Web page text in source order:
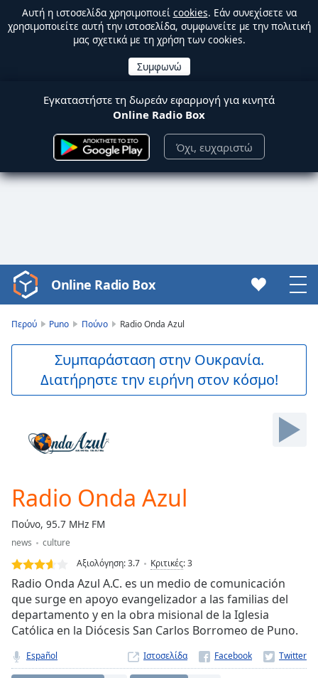
Αυτή η ιστοσελίδα χρησιμοποιεί cookies. Εάν συνεχίσετε να
χρησιμοποιείτε αυτή την ιστοσελίδα, συμφωνείτε με την πολιτική
μας σχετικά με τη χρήση των cookies.
Εγκαταστήστε τη δωρεάν εφαρμογή για κινητά
Online Radio Box
Όχι, ευχαριστώ
Video
Player
Skip
Forward
Loaded:
0.00%
Stream
Type LIVE
live,
currently
behind
liveLIVE
Remaining
Time-
Online Radio Box
Περού Puno Πούνο Radio Onda Azul
Συμπαράσταση στην Ουκρανία.
Διατήρηστε την ειρήνη στον κόσμο!
Radio Onda Azul
Πούνο, 95.7 MHz FM
news
culture
Αξιολόγηση:3.7 Κριτικές:3
Radio Onda Azul A.C. es un medio de comunicación
que surge en apoyo evangelizador a las familias del
departamento y en la obra misional de la Iglesia
Católica en la Diócesis San Carlos Borromeo de Puno.
Español Ιστοσελίδα